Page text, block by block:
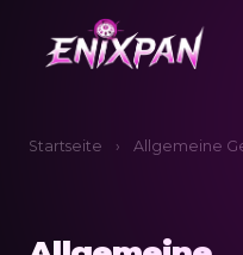
Startseite › Allgemeine